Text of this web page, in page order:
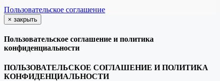
Пользовательское соглашение
× закрыть
Пользовательское соглашение и политика
конфиденциальности
ПОЛЬЗОВАТЕЛЬСКОЕ СОГЛАШЕНИЕ И ПОЛИТИКА
КОНФИДЕНЦИАЛЬНОСТИ